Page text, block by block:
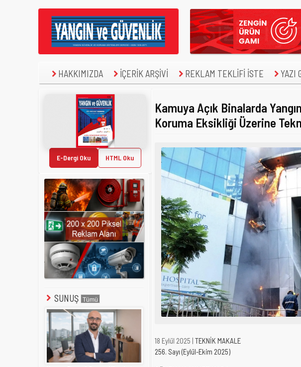
HAKKIMIZDA İÇERİK ARŞİVİ REKLAM TEKLİFİ İSTE YAZI
E-Dergi Oku HTML Oku
SUNUŞ
Kamuya Açık Binalarda
Koruma Eksikliği Üzerine
18 Eylül 2025 | TEKNİK MAKALE
256. Sayı (Eylül-Ekim 2025)